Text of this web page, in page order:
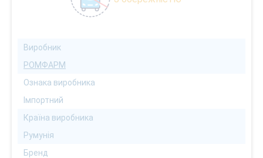
Виробник
РОМФАРМ
Ознака виробника
Імпортний
Країна виробника
Румунія
Бренд